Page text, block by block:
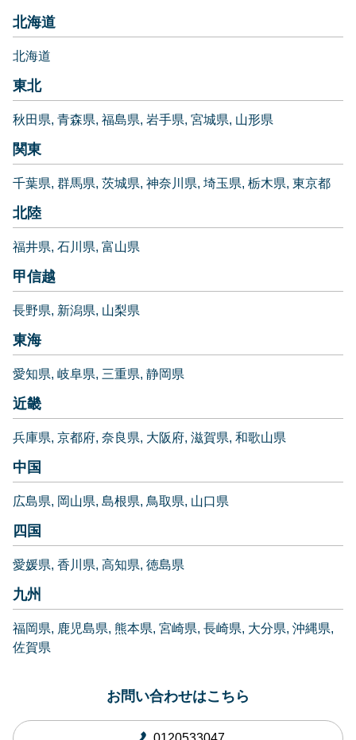
北海道
北海道
東北
秋田県 青森県 福島県 岩手県 宮城県 山形県
関東
千葉県 群馬県 茨城県 神奈川県 埼玉県 栃木県 東京都
北陸
福井県 石川県 富山県
甲信越
長野県 新潟県 山梨県
東海
愛知県 岐阜県 三重県 静岡県
近畿
兵庫県 京都府 奈良県 大阪府 滋賀県 和歌山県
中国
広島県 岡山県 島根県 鳥取県 山口県
四国
愛媛県 香川県 高知県 徳島県
九州
福岡県 鹿児島県 熊本県 宮崎県 長崎県 大分県 沖縄県
佐賀県
お問い合わせはこちら